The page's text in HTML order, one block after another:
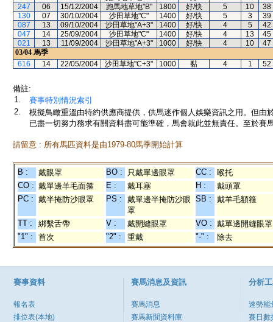
247
06 15/12/2004 跑馬地草地"B" 1800 好/快 5 10
38
130
07 30/10/2004 沙田草地"C" 1400 好/快 5 3
39
087
13 09/10/2004 沙田草地"A+3" 1400 好/快 4 5
42
047
14 25/09/2004 沙田草地"C" 1400 好/快 4 13
45
021
13 11/09/2004 沙田草地"A+3" 1000 好/快 4 10
47
03/04 馬季
616
14 22/05/2004 沙田草地"C+3" 1000 黏 4 1 52
備註:
1.
賽事特別情況索引
2.
模擬鳥瞰重溫由特約供應商提供，供馬迷作個人娛樂資訊之用。但
已盡一切努力務求有關資料盡可能準確，馬會就此並無責任。至於賽
請留意 : 所有馬匹資料是由1979-80馬季開始計算
B : 戴眼罩 BO : 只戴單邊眼罩 CC :
喉托
CO : 戴單邊羊毛面箍 E : 戴耳塞 H :
戴頭罩
PC : 戴半掩防沙眼罩 PS :
戴單邊半掩防沙眼
罩
SB : 戴羊毛額箍
TT : 綁繫舌帶 V : 戴開縫眼罩 VO : 戴單邊開縫眼罩
"1" :
首次 "2" : 重戴 "-" : 除去
賽事資料
報名表
排位表(本地)
賽馬消息及資訊
賽馬消息
賽馬新聞資料庫
分析
速勢能
賽日數